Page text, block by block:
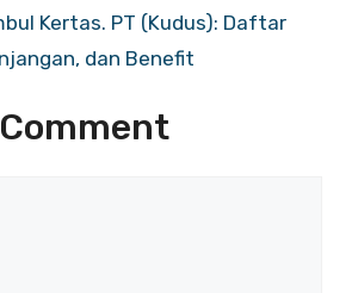
Kertas. PT (Kudus): Daftar
dan Benefit